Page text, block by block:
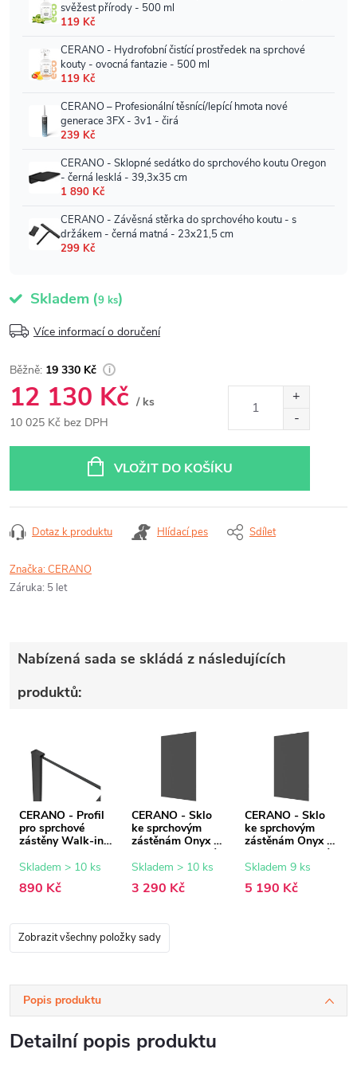
Skladem (9 ks)
Více informací o doručení
19 330 Kč
12 130 Kč / ks
10 025 Kč bez DPH
VLOŽIT DO KOŠÍKU
Dotaz k produktu Hlídací pes Sdílet
Značka:CERANO
Záruka: 5 let
Nabízená sada se skládá z následujících
produktů:
CERANO - Profil
pro sprchové
zástěny Walk-in
černá matná - 15
Skladem > 10 ks
890 Kč
CERANO - Sklo
ke sprchovým
zástěnám Onyx -
8 mm - grafitové
sklo - 90x200 cm
Skladem > 10 ks
3 290 Kč
CERANO - Sklo
ke sprchovým
zástěnám Onyx -
8 mm - grafitové
sklo - 150x200
Skladem 9 ks
5 190 Kč
Zobrazit všechny položky sady
Popis produktu
Detailní popis produktu